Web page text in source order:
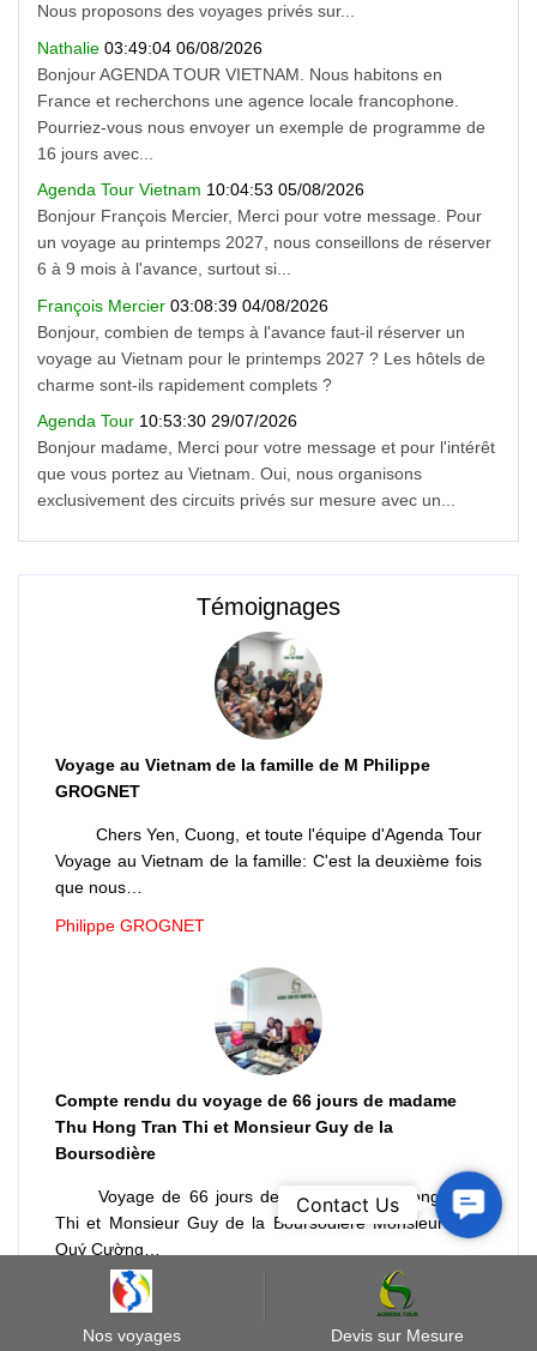
Nous proposons des voyages privés sur...
Nathalie 03:49:04 06/08/2026
Bonjour AGENDA TOUR VIETNAM. Nous habitons en
France et recherchons une agence locale francophone.
Pourriez-vous nous envoyer un exemple de programme de
16 jours avec...
Agenda Tour Vietnam 10:04:53 05/08/2026
Bonjour François Mercier, Merci pour votre message. Pour
un voyage au printemps 2027, nous conseillons de réserver
6 à 9 mois à l'avance, surtout si...
François Mercier 03:08:39 04/08/2026
Bonjour, combien de temps à l'avance faut-il réserver un
voyage au Vietnam pour le printemps 2027 ? Les hôtels de
charme sont-ils rapidement complets ?
Agenda Tour 10:53:30 29/07/2026
Bonjour madame, Merci pour votre message et pour l'intérêt
que vous portez au Vietnam. Oui, nous organisons
exclusivement des circuits privés sur mesure avec un...
Témoignages
Voyage au Vietnam de la famille de M Philippe
GROGNET
Chers Yen, Cuong, et toute l'équipe d'Agenda Tour
Voyage au Vietnam de la famille: C'est la deuxième fois
que nous…
Philippe GROGNET
Compte rendu du voyage de 66 jours de madame
Thu Hong Tran Thi et Monsieur Guy de la
Boursodière
Voyage de 66 jours de madame Thu Hong Tran
Thi et Monsieur Guy de la Boursodière Monsieur Ngô
Quý Cường…
Groupe de Guy de la Boursodière
Nos voyages Devis sur Mesure
Contact
Contact Us